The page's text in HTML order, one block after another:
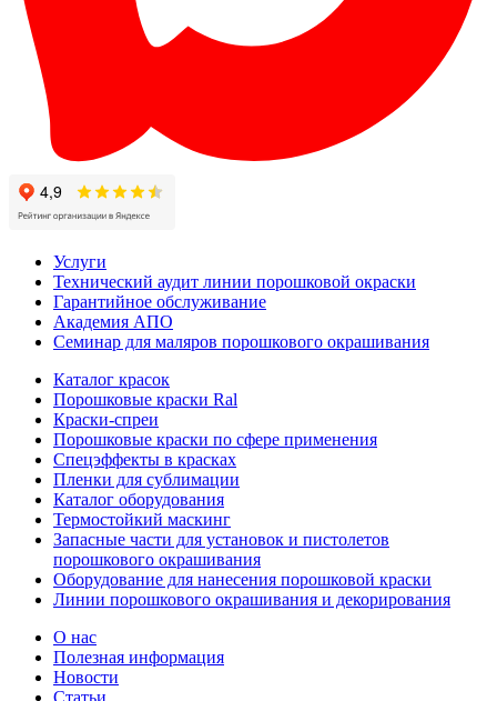
Услуги
Технический аудит линии порошковой окраски
Гарантийное обслуживание
Академия АПО
Семинар для маляров порошкового окрашивания
Каталог красок
Порошковые краски Ral
Краски-спреи
Порошковые краски по сфере применения
Спецэффекты в красках
Пленки для сублимации
Каталог оборудования
Термостойкий маскинг
Запасные части для установок и пистолетов
порошкового окрашивания
Оборудование для нанесения порошковой краски
Линии порошкового окрашивания и декорирования
О нас
Полезная информация
Новости
Статьи